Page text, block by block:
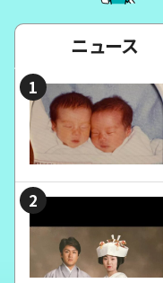
ニュース